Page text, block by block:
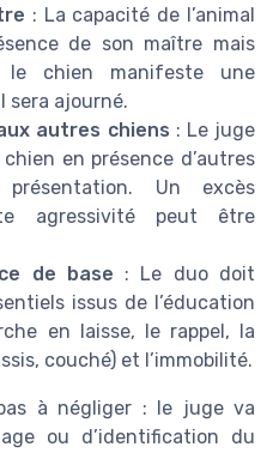
: La capacité de l’animal
de son maître mais
le chien manifeste une
sera ajourné.
autres chiens : Le juge
en présence d’autres
Un excès
agressivité peut être
de base : Le duo doit
issus de l’éducation
en laisse, le rappel, la
couché) et l’immobilité.
à négliger : le juge va
ou d’identification du